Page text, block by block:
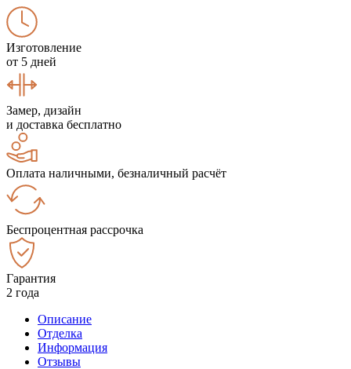
Изготовление
от 5 дней
Замер, дизайн
и доставка бесплатно
Оплата наличными, безналичный расчёт
Беспроцентная рассрочка
Гарантия
2 года
Описание
Отделка
Информация
Отзывы